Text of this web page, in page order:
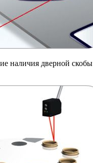
наличия дверной скобы